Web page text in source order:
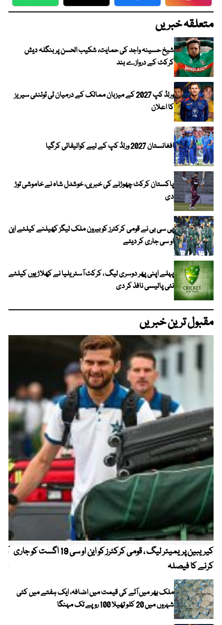
WhatsApp Twitter Facebook
متعلقہ خبریں
شیخ حسینہ واجد کی حمایت، شکیب الحسن پر بنگلہ دیش
کرکٹ کے دروازے بند
ورلڈ کپ 2027 کے میزبان ممالک کے درمیان ٹی ٹوئنٹی سیریز
کا اعلان
افغانستان 2027 ورلڈ کپ کے لیے کوالیفائی کرگیا
پاکستان کرکٹ چھوڑنے کی خبریں، خوشدل شاہ نے خاموشی توڑ
دی
پی سی بی نے قومی کرکٹرز کو بیرون ملک لیگز کھیلنے کیلئے این
او سی جاری کر دیئے
پہلے اپنی پھر دوسری لیگ ، کرکٹ آسٹریلیا نے کھلاڑیوں کیلئے
نئی پالیسی نافذ کر دی
مقبول ترین خبریں
کیریبین پریمیئر لیگ ، قومی کرکٹرز کو این او سی 19 اگست کو جاری
کرنے کا فیصلہ
ملک بھر میں آٹے کی قیمت میں اضافہ، ایک ہفتے میں کئی
شہروں میں 20 کلو تھیلا 100 روپے تک مہنگا